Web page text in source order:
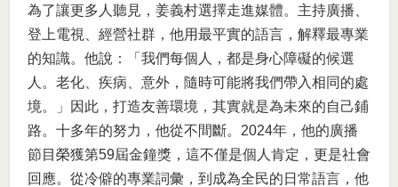
為了讓更多人聽見，姜義村選擇走進媒體。主持廣播、
登上電視、經營社群，他用最平實的語言，解釋最專業
的知識。他說：「我們每個人，都是身心障礙的候選
人。老化、疾病、意外，隨時可能將我們帶入相同的處
境。」因此，打造友善環境，其實就是為未來的自己鋪
路。十多年的努力，他從不間斷。2024年，他的廣播
節目榮獲第59屆金鐘獎，這不僅是個人肯定，更是社會
回應。從冷僻的專業詞彙，到成為全民的日常語言，他